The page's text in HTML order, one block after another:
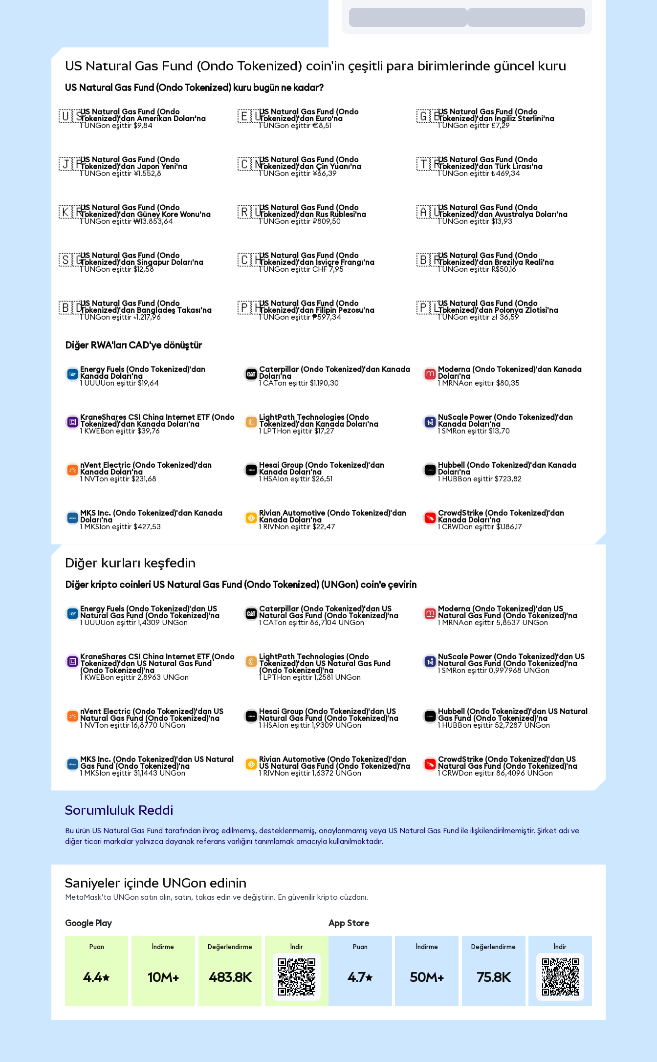
US Natural Gas Fund (Ondo Tokenized) coin'in çeşitli para birimlerinde güncel kuru
US Natural Gas Fund (Ondo Tokenized) kuru bugün ne kadar?
🇺🇸US Natural Gas Fund (Ondo
Tokenized)'dan Amerikan Doları'na
1 UNGon eşittir $9,84
🇪🇺US Natural Gas Fund (Ondo
Tokenized)'dan Euro'na
1 UNGon eşittir €8,51
🇬🇧US Natural Gas Fund (Ondo
Tokenized)'dan İngiliz Sterlini'na
1 UNGon eşittir £7,29
🇯🇵US Natural Gas Fund (Ondo
Tokenized)'dan Japon Yeni'na
1 UNGon eşittir ¥1.552,8
🇨🇳US Natural Gas Fund (Ondo
Tokenized)'dan Çin Yuanı'na
1 UNGon eşittir ¥66,39
🇹🇷US Natural Gas Fund (Ondo
Tokenized)'dan Türk Lirası'na
1 UNGon eşittir ₺469,34
🇰🇷US Natural Gas Fund (Ondo
Tokenized)'dan Güney Kore Wonu'na
1 UNGon eşittir ₩13.853,64
🇷🇺US Natural Gas Fund (Ondo
Tokenized)'dan Rus Rublesi'na
1 UNGon eşittir ₽809,50
🇦🇺US Natural Gas Fund (Ondo
Tokenized)'dan Avustralya Doları'na
1 UNGon eşittir $13,93
🇸🇬US Natural Gas Fund (Ondo
Tokenized)'dan Singapur Doları'na
1 UNGon eşittir $12,58
🇨🇭US Natural Gas Fund (Ondo
Tokenized)'dan İsviçre Frangı'na
1 UNGon eşittir CHF 7,95
🇧🇷US Natural Gas Fund (Ondo
Tokenized)'dan Brezilya Reali'na
1 UNGon eşittir R$50,16
🇧🇩US Natural Gas Fund (Ondo
Tokenized)'dan Bangladeş Takası'na
1 UNGon eşittir ৳1.217,96
🇵🇭US Natural Gas Fund (Ondo
Tokenized)'dan Filipin Pezosu'na
1 UNGon eşittir ₱597,34
🇵🇱US Natural Gas Fund (Ondo
Tokenized)'dan Polonya Zlotisi'na
1 UNGon eşittir zł 36,59
Diğer RWA'ları CAD'ye dönüştür
Energy Fuels (Ondo Tokenized)'dan
Kanada Doları'na
1 UUUUon eşittir $19,64
Caterpillar (Ondo Tokenized)'dan Kanada
Doları'na
1 CATon eşittir $1.190,30
Moderna (Ondo Tokenized)'dan Kanada
Doları'na
1 MRNAon eşittir $80,35
KraneShares CSI China Internet ETF (Ondo
Tokenized)'dan Kanada Doları'na
1 KWEBon eşittir $39,76
LightPath Technologies (Ondo
Tokenized)'dan Kanada Doları'na
1 LPTHon eşittir $17,27
NuScale Power (Ondo Tokenized)'dan
Kanada Doları'na
1 SMRon eşittir $13,70
nVent Electric (Ondo Tokenized)'dan
Kanada Doları'na
1 NVTon eşittir $231,68
Hesai Group (Ondo Tokenized)'dan
Kanada Doları'na
1 HSAIon eşittir $26,51
Hubbell (Ondo Tokenized)'dan Kanada
Doları'na
1 HUBBon eşittir $723,82
MKS Inc. (Ondo Tokenized)'dan Kanada
Doları'na
1 MKSIon eşittir $427,53
Rivian Automotive (Ondo Tokenized)'dan
Kanada Doları'na
1 RIVNon eşittir $22,47
CrowdStrike (Ondo Tokenized)'dan
Kanada Doları'na
1 CRWDon eşittir $1.186,17
Diğer kurları keşfedin
Diğer kripto coinleri US Natural Gas Fund (Ondo Tokenized) (UNGon) coin'e çevirin
Energy Fuels (Ondo Tokenized)'dan US
Natural Gas Fund (Ondo Tokenized)'na
1 UUUUon eşittir 1,4309 UNGon
Caterpillar (Ondo Tokenized)'dan US
Natural Gas Fund (Ondo Tokenized)'na
1 CATon eşittir 86,7104 UNGon
Moderna (Ondo Tokenized)'dan US
Natural Gas Fund (Ondo Tokenized)'na
1 MRNAon eşittir 5,8537 UNGon
KraneShares CSI China Internet ETF (Ondo
Tokenized)'dan US Natural Gas Fund
(Ondo Tokenized)'na
1 KWEBon eşittir 2,8963 UNGon
LightPath Technologies (Ondo
Tokenized)'dan US Natural Gas Fund
(Ondo Tokenized)'na
1 LPTHon eşittir 1,2581 UNGon
NuScale Power (Ondo Tokenized)'dan US
Natural Gas Fund (Ondo Tokenized)'na
1 SMRon eşittir 0,997968 UNGon
nVent Electric (Ondo Tokenized)'dan US
Natural Gas Fund (Ondo Tokenized)'na
1 NVTon eşittir 16,8770 UNGon
Hesai Group (Ondo Tokenized)'dan US
Natural Gas Fund (Ondo Tokenized)'na
1 HSAIon eşittir 1,9309 UNGon
Hubbell (Ondo Tokenized)'dan US Natural
Gas Fund (Ondo Tokenized)'na
1 HUBBon eşittir 52,7287 UNGon
MKS Inc. (Ondo Tokenized)'dan US Natural
Gas Fund (Ondo Tokenized)'na
1 MKSIon eşittir 31,1443 UNGon
Rivian Automotive (Ondo Tokenized)'dan
US Natural Gas Fund (Ondo Tokenized)'na
1 RIVNon eşittir 1,6372 UNGon
CrowdStrike (Ondo Tokenized)'dan US
Natural Gas Fund (Ondo Tokenized)'na
1 CRWDon eşittir 86,4096 UNGon
Sorumluluk Reddi
Bu ürün US Natural Gas Fund tarafından ihraç edilmemiş, desteklenmemiş, onaylanmamış veya US Natural Gas Fund ile ilişkilendirilmemiştir. Şirket adı ve
diğer ticari markalar yalnızca dayanak referans varlığını tanımlamak amacıyla kullanılmaktadır.
Saniyeler içinde UNGon edinin
MetaMask'ta UNGon satın alın, satın, takas edin ve değiştirin. En güvenilir kripto cüzdanı.
Google Play
Puan
4.4
İndirme
10M+
Değerlendirme
483.8K
İndir
App Store
Puan
4.7
İndirme
50M+
Değerlendirme
75.8K
İndir